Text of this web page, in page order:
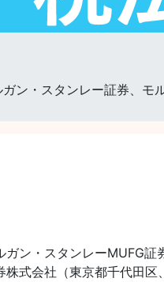
ン・スタンレー証券、モ
ン・スタンレーMUFG
式会社（東京都千代田